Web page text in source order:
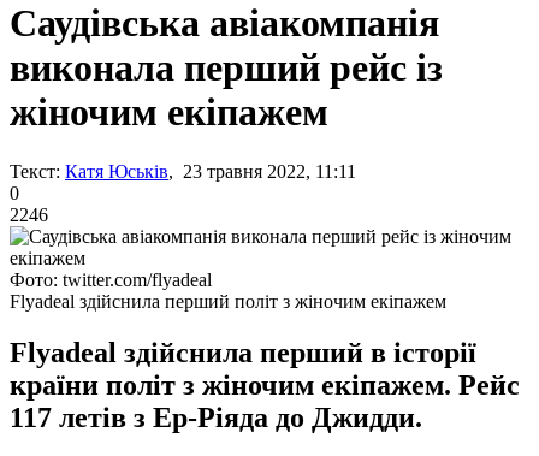
Саудівська авіакомпанія
виконала перший рейс із
жіночим екіпажем
Текст: Катя Юськів, 23 травня 2022, 11:11
0
2246
Фото: twitter.com/flyadeal
Flyadeal здійснила перший політ з жіночим екіпажем
Flyadeal здійснила перший в історії
країни політ з жіночим екіпажем. Рейс
117 летів з Ер-Ріяда до Джидди.